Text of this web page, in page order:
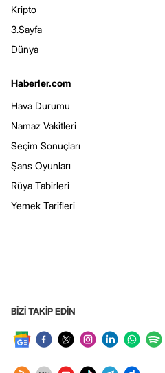
Kripto
3.Sayfa
Dünya
Haberler.com
Hava Durumu
Namaz Vakitleri
Seçim Sonuçları
Şans Oyunları
Rüya Tabirleri
Yemek Tarifleri
BİZİ TAKİP EDİN